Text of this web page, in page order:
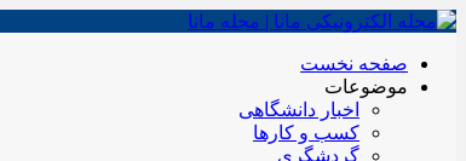
صفحه نخست
موضوعات
اخبار دانشگاهی
کسب و کارها
گردشگری